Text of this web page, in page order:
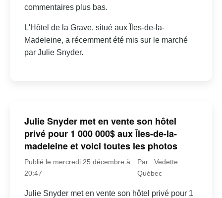
commentaires plus bas.
L'Hôtel de la Grave, situé aux Îles-de-la-
Madeleine, a récemment été mis sur le marché
par Julie Snyder.
Julie Snyder met en vente son hôtel
privé pour 1 000 000$ aux Îles-de-la-
madeleine et voici toutes les photos
Publié le mercredi 25 décembre à
20:47
Par : Vedette
Québec
Julie Snyder met en vente son hôtel privé pour 1